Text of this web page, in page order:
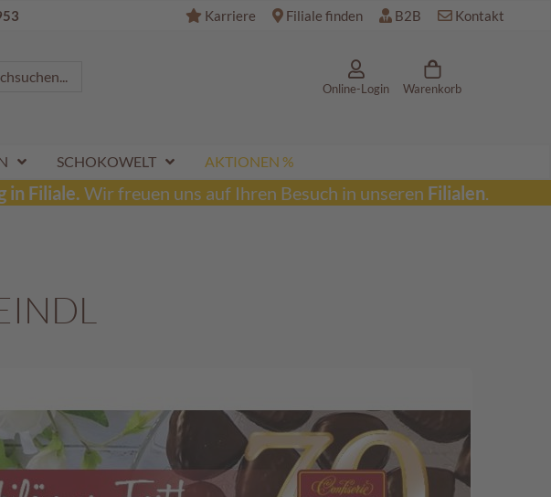
Karriere Filiale finden B2B Kontakt
Online-Login Warenkorb
SCHOKOWELT AKTIONEN %
in Filiale. Wir freuen uns auf Ihren Besuch in unseren Filialen.